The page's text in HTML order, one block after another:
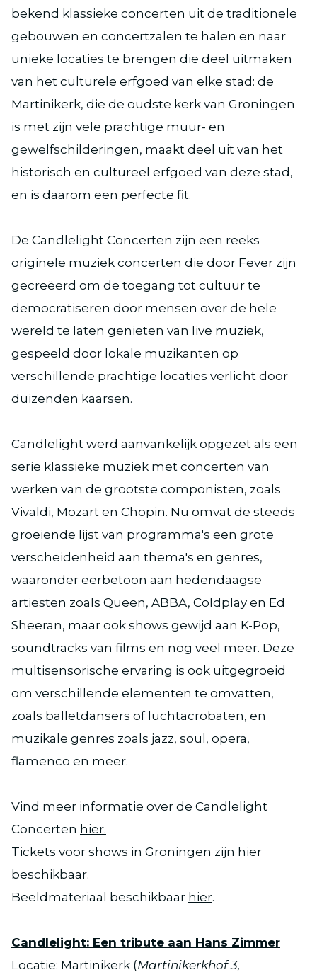
bekend klassieke concerten uit de traditionele
gebouwen en concertzalen te halen en naar
unieke locaties te brengen die deel uitmaken
van het culturele erfgoed van elke stad: de
Martinikerk, die de oudste kerk van Groningen
is met zijn vele prachtige muur- en
gewelfschilderingen, maakt deel uit van het
historisch en cultureel erfgoed van deze stad,
en is daarom een perfecte fit.
De Candlelight Concerten zijn een reeks
originele muziek concerten die door Fever zijn
gecreëerd om de toegang tot cultuur te
democratiseren door mensen over de hele
wereld te laten genieten van live muziek,
gespeeld door lokale muzikanten op
verschillende prachtige locaties verlicht door
duizenden kaarsen.
Candlelight werd aanvankelijk opgezet als een
serie klassieke muziek met concerten van
werken van de grootste componisten, zoals
Vivaldi, Mozart en Chopin. Nu omvat de steeds
groeiende lijst van programma's een grote
verscheidenheid aan thema's en genres,
waaronder eerbetoon aan hedendaagse
artiesten zoals Queen, ABBA, Coldplay en Ed
Sheeran, maar ook shows gewijd aan K-Pop,
soundtracks van films en nog veel meer. Deze
multisensorische ervaring is ook uitgegroeid
om verschillende elementen te omvatten,
zoals balletdansers of luchtacrobaten, en
muzikale genres zoals jazz, soul, opera,
flamenco en meer.
Vind meer informatie over de Candlelight
Concerten hier.
Tickets voor shows in Groningen zijn hier
beschikbaar.
Beeldmateriaal beschikbaar hier.
Candlelight: Een tribute aan Hans Zimmer
Locatie: Martinikerk (Martinikerkhof 3,